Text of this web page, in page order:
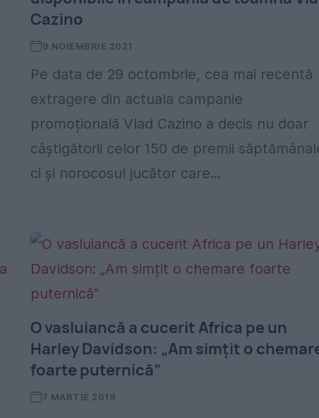
Cazino
9 NOIEMBRIE 2021
Pe data de 29 octombrie, cea mai recentă
extragere din actuala campanie
promoțională Vlad Cazino a decis nu doar
câștigătorii celor 150 de premii
ci și norocosul jucător care...
O vasluiancă a cucerit Africa pe un
Harley Davidson: „Am simțit o
foarte puternică”
7 MARTIE 2019